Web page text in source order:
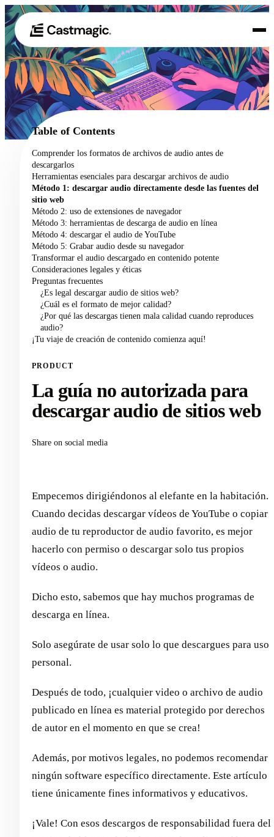
01 Producto
02 Casos de uso
Precios
Acerca de nosotros
Table of Contents
Comprender los formatos de archivos de audio antes de
descargarlos
Herramientas esenciales para descargar archivos de audio
Método 1: descargar audio directamente desde las fuentes del
sitio web
Método 2: uso de extensiones de navegador
Método 3: herramientas de descarga de audio en línea
Método 4: descargar el audio de YouTube
Método 5: Grabar audio desde su navegador
Transformar el audio descargado en contenido potente
Consideraciones legales y éticas
Preguntas frecuentes
¿Es legal descargar audio de sitios web?
¿Cuál es el formato de mejor calidad?
¿Por qué las descargas tienen mala calidad cuando reproduces
audio?
¡Tu viaje de creación de contenido comienza aquí!
PRODUCT
La guía no autorizada para
descargar audio de sitios web
Share on social media
Empecemos dirigiéndonos al elefante en la habitación.
Cuando decidas descargar vídeos de YouTube o copiar
audio de tu reproductor de audio favorito, es mejor
hacerlo con permiso o descargar solo tus propios
vídeos o audio.
Dicho esto, sabemos que hay muchos programas de
descarga en línea.
Solo asegúrate de usar solo lo que descargues para uso
personal.
Después de todo, ¡cualquier video o archivo de audio
publicado en línea es material protegido por derechos
de autor en el momento en que se crea!
Además, por motivos legales, no podemos recomendar
ningún software específico directamente. Este artículo
tiene únicamente fines informativos y educativos.
¡Vale! Con esos descargos de responsabilidad fuera del